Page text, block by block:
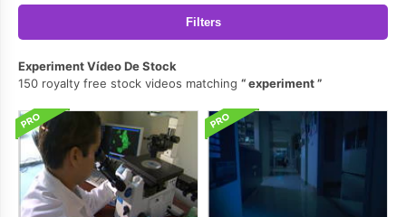
Filters
Experiment Vídeo De Stock
150 royalty free stock videos matching
experiment